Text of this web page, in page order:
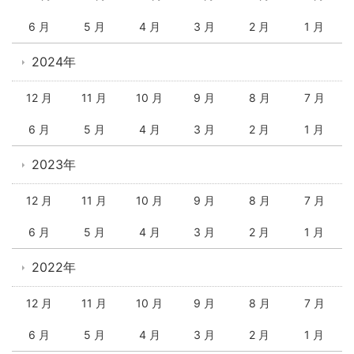
6 月 5 月 4 月 3 月 2 月 1 月
2024年
12 月 11 月 10 月 9 月 8 月 7 月
6 月 5 月 4 月 3 月 2 月 1 月
2023年
12 月 11 月 10 月 9 月 8 月 7 月
6 月 5 月 4 月 3 月 2 月 1 月
2022年
12 月 11 月 10 月 9 月 8 月 7 月
6 月 5 月 4 月 3 月 2 月 1 月